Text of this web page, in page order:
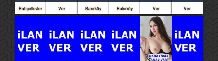
Bahçelievler Ver Bakırköy Bakırköy Ver Ver